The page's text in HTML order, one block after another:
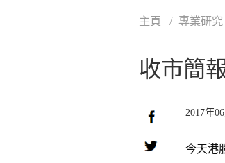
主頁 專業研究
收市簡
2017年
今天港